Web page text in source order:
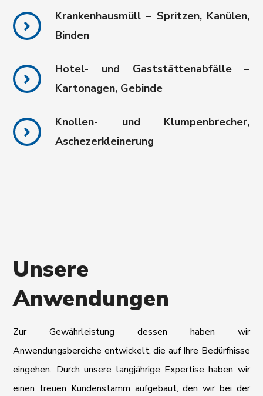
Krankenhausmüll – Spritzen, Kanülen,
Binden
Hotel- und Gaststättenabfälle –
Kartonagen, Gebinde
Knollen- und Klumpenbrecher,
Aschezerkleinerung
Unsere
Anwendungen
Zur Gewährleistung dessen haben wir
Anwendungsbereiche entwickelt, die auf Ihre Bedürfnisse
eingehen. Durch unsere langjährige Expertise haben wir
einen treuen Kundenstamm aufgebaut, den wir bei der